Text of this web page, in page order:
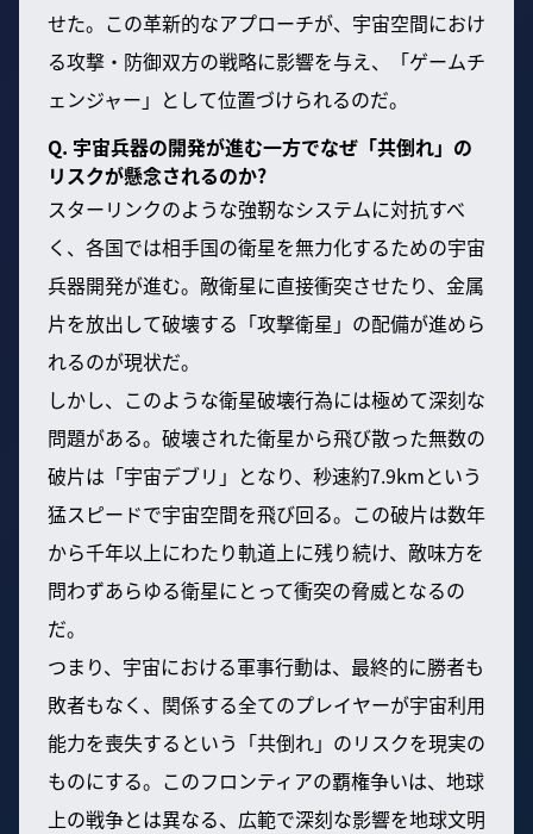
せた。この革新的なアプローチが、宇宙空間におけ
る攻撃・防御双方の戦略に影響を与え、「ゲームチ
ェンジャー」として位置づけられるのだ。
Q. 宇宙兵器の開発が進む一方でなぜ「共倒れ」の
リスクが懸念されるのか?
スターリンクのような強靭なシステムに対抗すべ
く、各国では相手国の衛星を無力化するための宇宙
兵器開発が進む。敵衛星に直接衝突させたり、金属
片を放出して破壊する「攻撃衛星」の配備が進めら
れるのが現状だ。
しかし、このような衛星破壊行為には極めて深刻な
問題がある。破壊された衛星から飛び散った無数の
破片は「宇宙デブリ」となり、秒速約7.9kmという
猛スピードで宇宙空間を飛び回る。この破片は数年
から千年以上にわたり軌道上に残り続け、敵味方を
問わずあらゆる衛星にとって衝突の脅威となるの
だ。
つまり、宇宙における軍事行動は、最終的に勝者も
敗者もなく、関係する全てのプレイヤーが宇宙利用
能力を喪失するという「共倒れ」のリスクを現実の
ものにする。このフロンティアの覇権争いは、地球
上の戦争とは異なる、広範で深刻な影響を地球文明